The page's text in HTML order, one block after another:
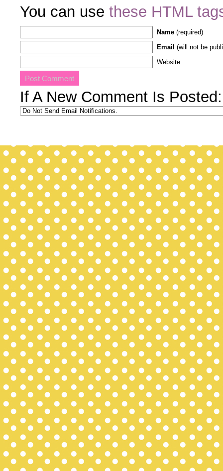
You can use these HTML
Name (required)
Email (will not be
Website
If A New Comment Is Posted: